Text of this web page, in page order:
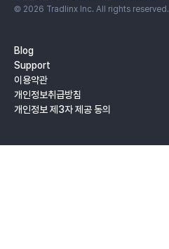
© 2026 Tradlinx Inc. All rights reserved.
Blog
Support
이용약관
개인정보취급방침
개인정보 제3자 제공 동의